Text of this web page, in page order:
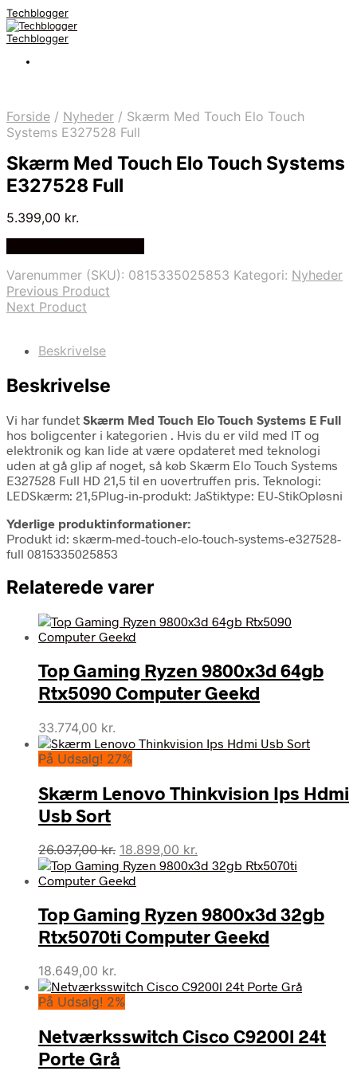
Techblogger
Techblogger
Forside / Nyheder / Skærm Med Touch Elo Touch
Systems E327528 Full
Skærm Med Touch Elo Touch Systems
E327528 Full
5.399,00 kr.
Varenummer (SKU): 0815335025853 Kategori: Nyheder
Previous Product
Next Product
Beskrivelse
Beskrivelse
Vi har fundet Skærm Med Touch Elo Touch Systems E Full
hos boligcenter i kategorien . Hvis du er vild med IT og
elektronik og kan lide at være opdateret med teknologi
uden at gå glip af noget, så køb Skærm Elo Touch Systems
E327528 Full HD 21,5 til en uovertruffen pris. Teknologi:
LEDSkærm: 21,5Plug-in-produkt: JaStiktype: EU-StikOpløsni
Yderlige produktinformationer:
Produkt id: skærm-med-touch-elo-touch-systems-e327528-
full 0815335025853
Relaterede varer
Top Gaming Ryzen 9800x3d 64gb
Rtx5090 Computer Geekd
33.774,00 kr.
På Udsalg! 27%
Skærm Lenovo Thinkvision Ips Hdmi
Usb Sort
26.037,00kr. Den
oprindelige
pris
26.037,00 kr..
18.899,00 kr.
aktuelle
18.899,00 kr..
Top Gaming Ryzen 9800x3d 32gb
Rtx5070ti Computer Geekd
18.649,00 kr.
På Udsalg! 2%
Netværksswitch Cisco C9200l 24t
Porte Grå